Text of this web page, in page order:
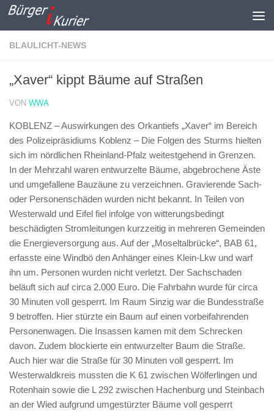
Zum Inhalt springen
BLAULICHT-NEWS
„Xaver“ kippt Bäume auf Straßen
VON WWA
KOBLENZ – Auswirkungen des Orkantiefs „Xaver“ im Bereich
des Polizeipräsidiums Koblenz – Die Folgen des Sturms hielten
sich im nördlichen Rheinland-Pfalz weitestgehend in Grenzen.
In der Mehrzahl waren entwurzelte Bäume, abgebrochene Äste
und umgefallene Bauzäune zu verzeichnen. Gravierende Sach-
oder Personenschäden wurden nicht bekannt. In Teilen von
Westerwald und Eifel fiel infolge von witterungsbedingt
beschädigten Stromleitungen kurzzeitig in mehreren Gemeinden
die Energieversorgung aus. Auf der „Moseltalbrücke“, BAB 61,
erfasste eine Windbö den Anhänger eines Klein-Lkw und warf
ihn um. Personen wurden nicht verletzt. Der Sachschaden
beläuft sich auf circa 2.000 Euro. Die Fahrbahn wurde für circa
30 Minuten voll gesperrt. Im Raum Sinzig war die Bundesstraße
9 betroffen. Hier stürzte ein Baum auf einen vorbeifahrenden
Personenwagen. Die Insassen kamen mit dem Schrecken
davon. Zudem blockierte ein entwurzelter Baum die Straße.
Auch hier war die Straße für 30 Minuten voll gesperrt. Im
Westerwaldkreis mussten die K 61 zwischen Wölferlingen und
Rotenhain sowie die L 292 zwischen Hachenburg und Steinbach
an der Wied aufgrund umgestürzter Bäume voll gesperrt